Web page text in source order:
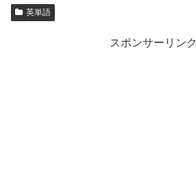
英単語
スポンサーリンク